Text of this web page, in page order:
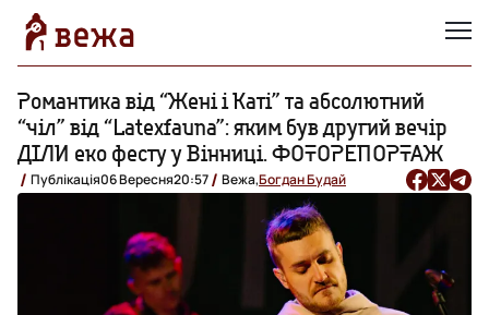
Романтика від “Жені і Каті” та абсолютний
“чіл” від “Latexfauna”: яким був другий вечір
ДІЛИ еко фесту у Вінниці. ФОТОРЕПОРТАЖ
Публікація06 Вересня20:57 Вежа,Богдан Будай